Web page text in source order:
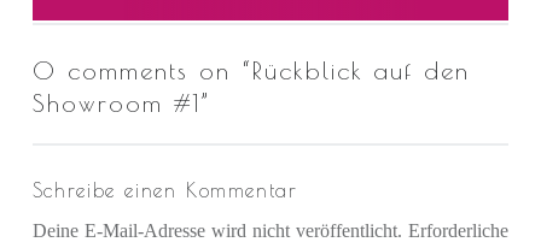
0 comments on “Rückblick auf den
Showroom #1”
Schreibe einen Kommentar
Deine E-Mail-Adresse wird nicht veröffentlicht. Erforderliche